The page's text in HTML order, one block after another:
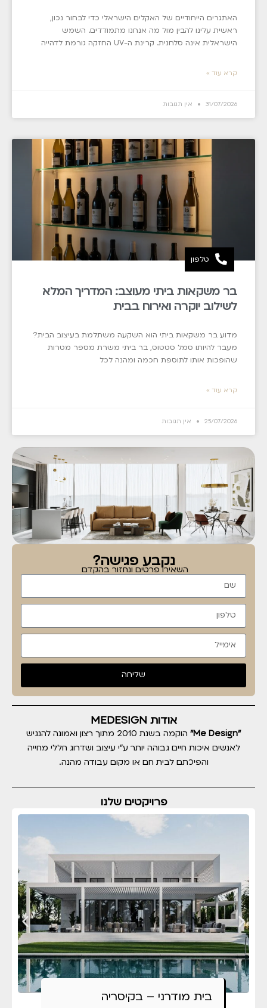
האתגרים הייחודיים של האקלים הישראלי כדי לבחור נכון,
ראשית עלינו להבין מול מה אנחנו מתמודדים. השמש
הישראלית אינה סלחנית. קרינת ה-UV החזקה גורמת לדהייה
קרא עוד »
31/07/2026 אין תגובות
בר משקאות ביתי מעוצב: המדריך המלא
לשילוב יוקרה ואירוח בבית
מדוע בר משקאות ביתי הוא השקעה משתלמת בעיצוב הבית?
מעבר להיותו סמל סטטוס, בר ביתי משרת מספר מטרות
שהופכות אותו לתוספת חכמה ומהנה לכל
קרא עוד »
25/07/2026 אין תגובות
נקבע פגישה?
השאירו פרטים ונחזור בהקדם
שליחה
אודות MEDESIGN
"Me Design"
הוקמה בשנת 2010 מתוך רצון ואמונה להנגיש
לאנשים איכות חיים גבוהה יותר ע"י עיצוב ושדרוג חללי מחייה
והפיכתם לבית חם או מקום עבודה מהנה.
פרויקטים שלנו
בית מודרני – בקיסריה
טלפון